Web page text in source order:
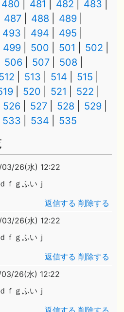
480 481 482
483
487 488
489
493 494
495
499 500 501
502
506 507
508
513 514
515
520 521
522
526 527 528
529
533 534 535
26(水) 12:22
ｆｇふいｊ
返信する 削除する
26(水) 12:22
ｆｇふいｊ
返信する 削除する
26(水) 12:22
ｆｇふいｊ
返信する 削除する